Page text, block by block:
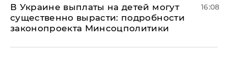
В Украине выплаты на детей могут
существенно вырасти: подробности
законопроекта Минсоцполитики
16:08